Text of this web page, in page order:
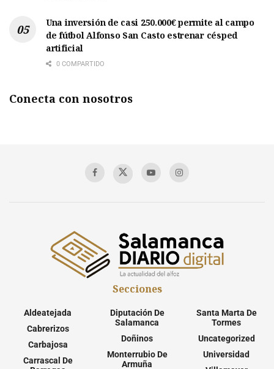
Una inversión de casi 250.000€ permite al campo
de fútbol Alfonso San Casto estrenar césped
artificial
0 COMPARTIDO
Conecta con nosotros
Secciones
Aldeatejada
Cabrerizos
Carbajosa
Carrascal De
Diputación De
Salamanca
Doñinos
Monterrubio De
Armuña
Santa Marta De
Tormes
Uncategorized
Universidad